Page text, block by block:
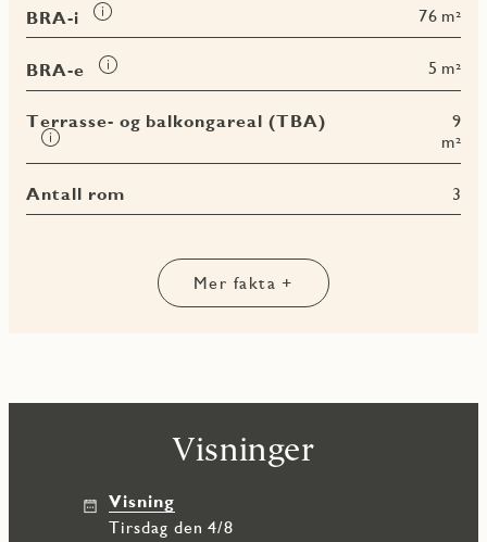
BRA-i
Les
mer
om
BRA-
i
76 m²
BRA-e
Les
BRA-
5 m²
Terrasse- og balkongareal (TBA)
Les
mer
Terrasse-
og
9
m²
Antall rom 3
Mer fakta +
Visninger
Visning
tirsdag den 4/8